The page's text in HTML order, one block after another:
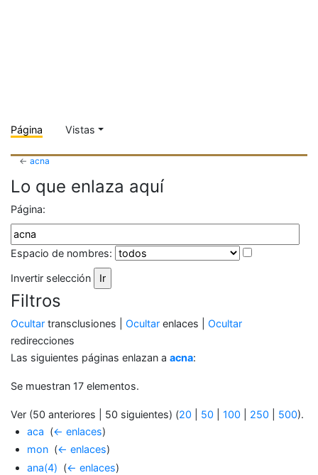
Página Vistas
←acna
Lo que enlaza aquí
Página:
Espacio de nombres:
Invertir selección
Filtros
Ocultar transclusiones | Ocultar enlaces | Ocultar
redirecciones
Las siguientes páginas enlazan a acna:
Se muestran 17 elementos.
Ver (50 anteriores | 50 siguientes) (20 50 100 250 500).
aca (← enlaces)
mon (← enlaces)
ana(4) (← enlaces)